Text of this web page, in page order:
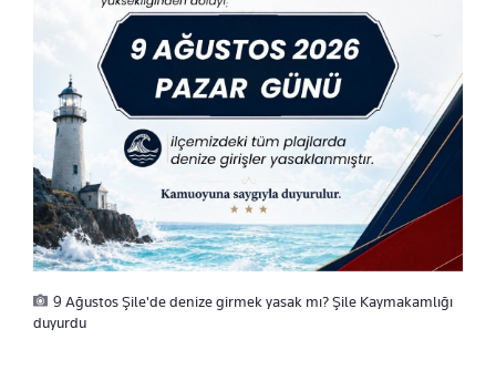
9 Ağustos Şile'de denize girmek yasak mı? Şile Kaymakamlığı
duyurdu